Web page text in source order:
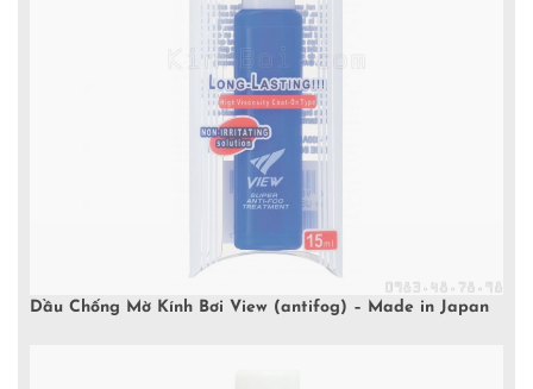
Dầu Chống Mờ Kính Bơi View (antifog) – Made in Japan